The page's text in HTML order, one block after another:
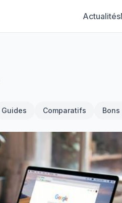
Actualités
Guides Comparatifs